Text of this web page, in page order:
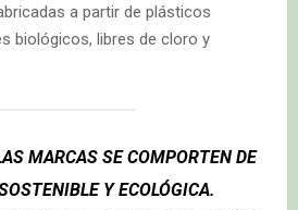
a partir de plásticos
biológicos, libres de cloro y
MARCAS SE COMPORTEN DE
Y ECOLÓGICA.